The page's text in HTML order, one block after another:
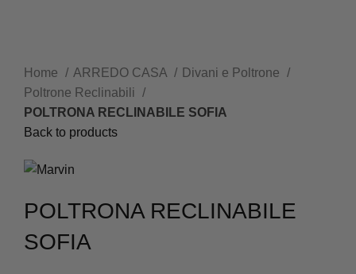
Home ARREDO CASA
Divani e Poltrone
Poltrone Reclinabili
POLTRONA RECLINABILE SOFIA
Back to products
POLTRONA RECLINABILE
SOFIA